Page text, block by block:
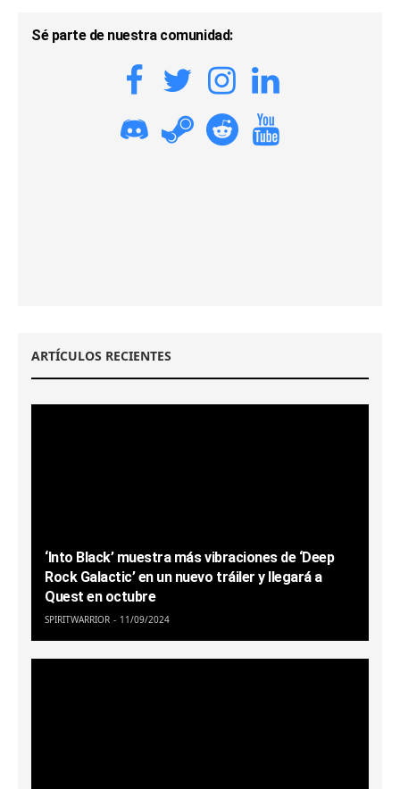
Sé parte de nuestra comunidad:
ARTÍCULOS RECIENTES
‘Into Black’ muestra más vibraciones de ‘Deep
Rock Galactic’ en un nuevo tráiler y llegará a
Quest en octubre
SPIRITWARRIOR 11/09/2024